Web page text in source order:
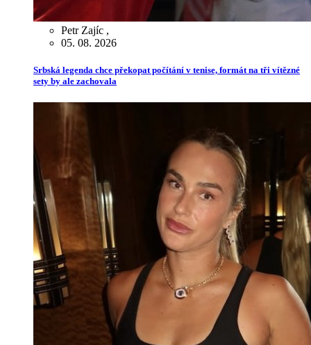
Petr Zajíc ,
05. 08. 2026
Srbská legenda chce překopat počítání v tenise, formát na tři vítězné
sety by ale zachovala